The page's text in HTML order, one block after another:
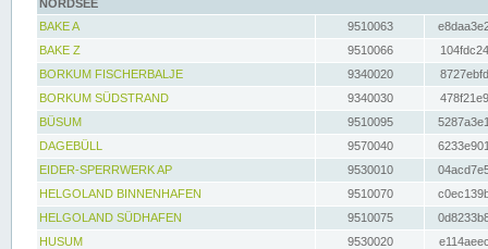
NORDSEE
BAKE A
9510063
BAKE Z
9510066
BORKUM FISCHERBALJE
9340020
BORKUM SÜDSTRAND
9340030
BÜSUM
9510095
DAGEBÜLL
9570040
EIDER-SPERRWERK AP
9530010
HELGOLAND BINNENHAFEN
9510070
HELGOLAND SÜDHAFEN
9510075
HUSUM
9530020